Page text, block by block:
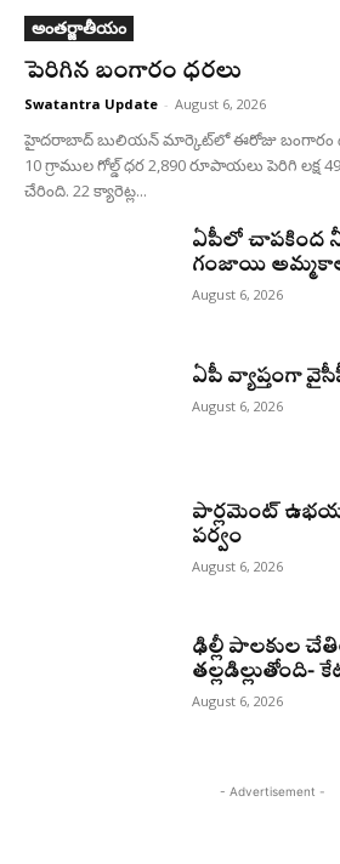
అంతర్జాతీయం
పెరిగిన బంగారం ధరలు
Swatantra Update - August 6, 2026
హైదరాబాద్ బులియన్‌ మార్కెట్‌లో ఈరోజు బంగారం
10 గ్రాముల గోల్డ్‌ ధర 2,890 రూపాయలు పెరిగి లక్ష
చేరింది. 22 క్యారెట్ల...
ఏపీలో చాపకింద
గంజాయి
August 6, 2026
ఏపీ వ్యాప్తంగా
August 6, 2026
పార్లమెంట్
పర్వం
August 6, 2026
ఢిల్లీ పాలకుల
తల్లడిల్లుతోంది-
August 6, 2026
- Advertisement -